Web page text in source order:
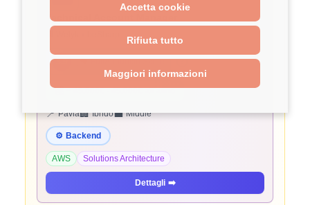
Accetta cookie
Rifiuta tutto
Maggiori informazioni
Technical Account Manager
3.9 FuffAnnuncio Score
💰 ~ 45.000€ - 45.000€ all'anno
📍 Pavia🏢 Ibrido💼 Middle
⚙️ Backend
AWS Solutions Architecture
Dettagli ➡️